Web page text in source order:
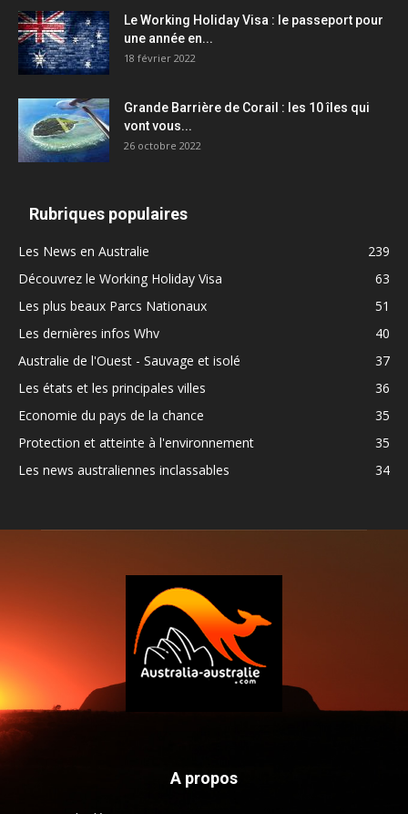
Le Working Holiday Visa : le passeport pour
une année en...
18 février 2022
Grande Barrière de Corail : les 10 îles qui
vont vous...
26 octobre 2022
Rubriques populaires
Les News en Australie
239
Découvrez le Working Holiday Visa
63
Les plus beaux Parcs Nationaux
51
Les dernières infos Whv
40
Australie de l'Ouest - Sauvage et isolé
37
Les états et les principales villes
36
Economie du pays de la chance
35
Protection et atteinte à l'environnement
35
Les news australiennes inclassables
34
A propos